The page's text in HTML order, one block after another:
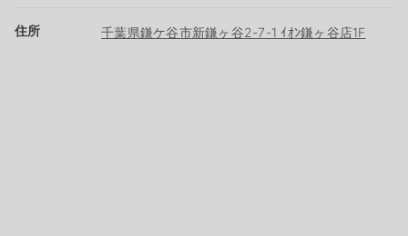
住所 千葉県鎌ケ谷市新鎌ヶ谷2-7-1 ｲｵﾝ鎌ヶ谷店1F